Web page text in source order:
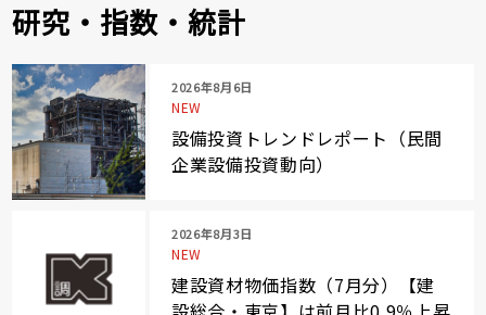
研究・指数・統計
2026年8月6日
NEW
設備投資トレンドレポート（民間
企業設備投資動向）
2026年8月3日
NEW
建設資材物価指数（7月分）【建